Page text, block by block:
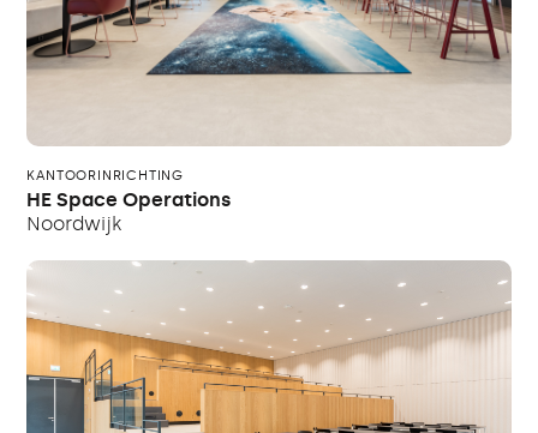
KANTOORINRICHTING
HE Space Operations
Noordwijk